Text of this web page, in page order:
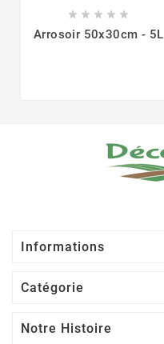
    
Arrosoir 50x30cm - 5L
Informations
Catégorie
Notre Histoire